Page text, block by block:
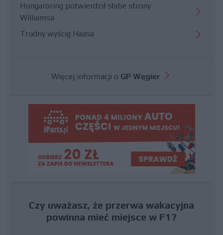
Hungaroring potwierdził słabe strony
Williamsa
Trudny wyścig Haasa
Więcej informacji o GP Węgier
Czy uważasz, że przerwa wakacyjna
powinna mieć miejsce w F1?